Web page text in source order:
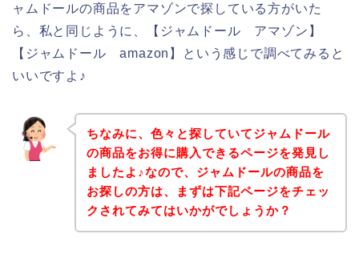
ャムドールの商品をアマゾンで探している方がいた
ら、私と同じように、【ジャムドール アマゾン】
【ジャムドール amazon】という感じで調べてみると
いいですよ♪
ちなみに、色々と探していてジャムドール
の商品をお得に購入できるページを発見し
ましたよ♪なので、ジャムドールの商品を
お探しの方は、まずは下記ページをチェッ
クされてみてはいかがでしょうか？